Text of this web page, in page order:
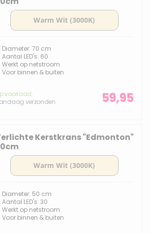
Diameter: 70 cm
Aantal LED's: 60
Werkt op netstroom
Voor binnen & buiten
voorraad,
verzonden
59,95
Kerstkrans "Edmonton"
Diameter: 50 cm
Aantal LED's: 30
Werkt op netstroom
Voor binnen & buiten